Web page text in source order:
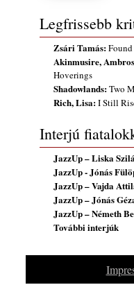
2026.
10 éve halt meg
helyettese,
2026. augusztus
45 éve történt…
2026.
Jazz a
január 4.)
2026. augusztus
Gondolataim -
2026.
Exkluzív interjú
Ma 40 éves
Florian Ross
Legfrissebb
Zsári Tamás:
Akinmusire,
Hoverings
Shadowlands:Two
Rich, Lisa:I Still
Interjú
JazzUp – Liska
JazzUp - Jónás
JazzUp – Vajda
JazzUp – Jónás
JazzUp – Németh
További interjúk